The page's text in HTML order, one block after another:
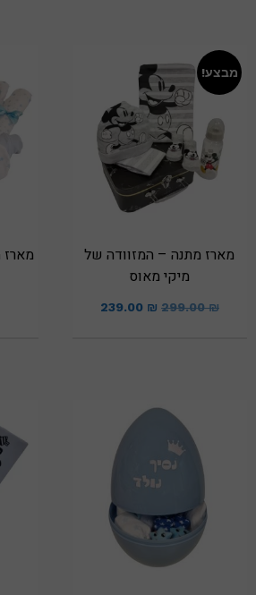
מבצע!
מארז מתנה – המזוודה של
מיקי מאוס
299.00₪
239.00 ₪
מארז